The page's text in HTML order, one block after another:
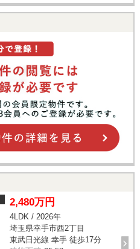
2,480万円
4LDK / 2026年
埼玉県幸手市西2丁目
東武日光線 幸手 徒歩17分